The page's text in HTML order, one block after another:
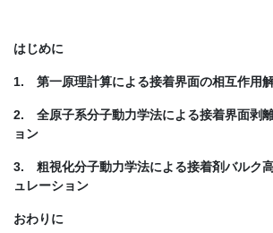
はじめに
1. 第一原理計算による接着界面の相互作用
2. 全原子系分子動力学法による接着界面剥
ョン
3. 粗視化分子動力学法による接着剤バルク
ュレーション
おわりに